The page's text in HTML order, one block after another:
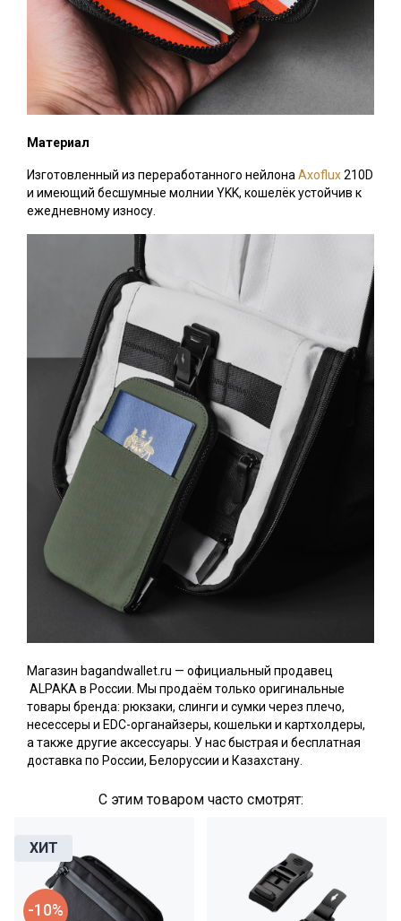
Материал
Изготовленный из переработанного нейлона Axoflux210D
и имеющий бесшумные молнии YKK, кошелёк устойчив к
ежедневному износу.
Магазин bagandwallet.ru — официальный продавец
ALPAKA в России. Мы продаём только оригинальные
товары бренда: рюкзаки, слинги и сумки через плечо,
несессеры и EDC-органайзеры, кошельки и картхолдеры,
а также другие аксессуары. У нас быстрая и бесплатная
доставка по России, Белоруссии и Казахстану.
С этим товаром часто смотрят:
-10%